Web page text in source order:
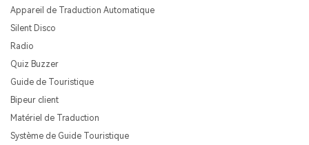
Appareil de Traduction Automatique
Silent Disco
Radio
Quiz Buzzer
Guide de Touristique
Bipeur client
Matériel de Traduction
Système de Guide Touristique